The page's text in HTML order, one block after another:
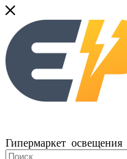
Гипермаркет освещения